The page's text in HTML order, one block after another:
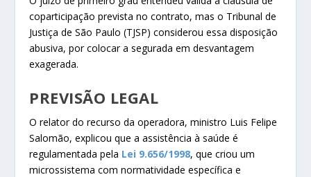
coparticipação prevista no contrato, mas o Tribunal de
Justiça de São Paulo (TJSP) considerou essa disposição
abusiva, por colocar a segurada em desvantagem
exagerada.
PREVISÃ​O LEGAL
O relator do recurso da operadora, ministro Luis Felipe
Salomão, explicou que a assistência à saúde é
regulamentada pela Lei 9.656/1998, que criou um
microssistema com normatividade específica e